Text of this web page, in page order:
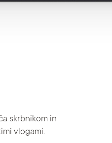
skrbnikom in
vlogami.